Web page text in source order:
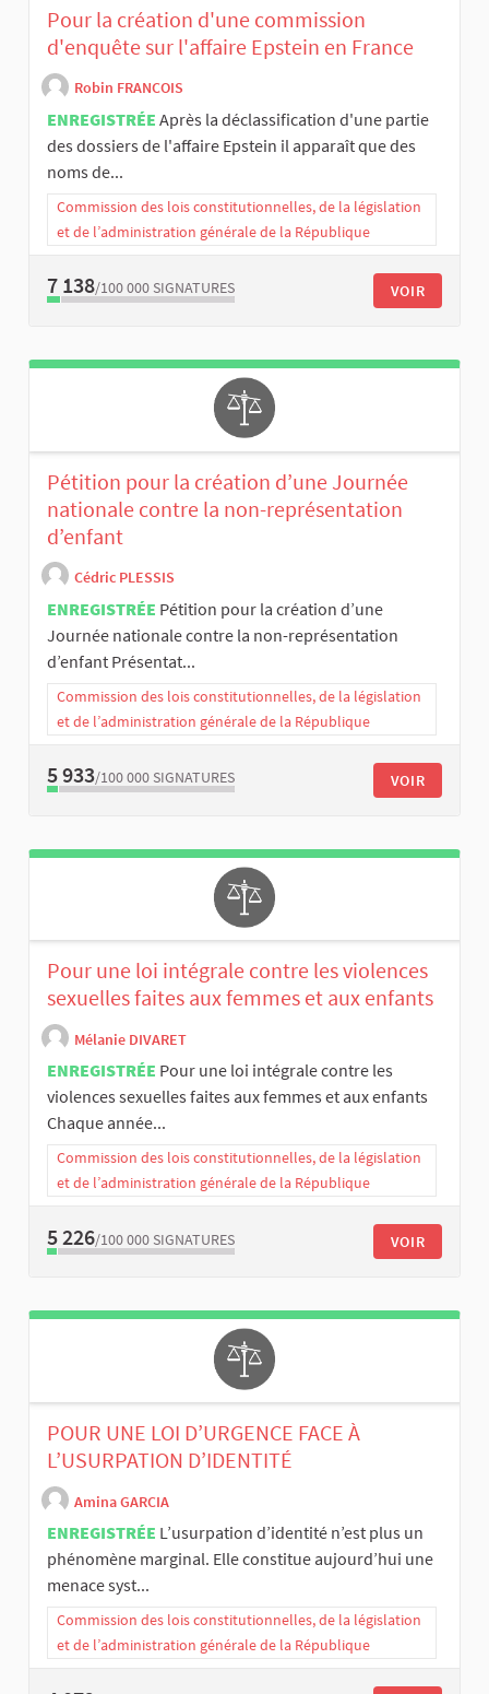
Pour la création d'une commission
d'enquête sur l'affaire Epstein en France
Robin FRANCOIS
ENREGISTRÉE Après la déclassification d'une partie
des dossiers de l'affaire Epstein il apparaît que des
noms de...
Commission des lois constitutionnelles, de la législation
et de l’administration générale de la République
7 138/100 000 SIGNATURES VOIR
Pétition pour la création d’une Journée
nationale contre la non-représentation
d’enfant
Cédric PLESSIS
ENREGISTRÉE Pétition pour la création d’une
Journée nationale contre la non-représentation
d’enfant Présentat...
Commission des lois constitutionnelles, de la législation
et de l’administration générale de la République
5 933/100 000 SIGNATURES VOIR
Pour une loi intégrale contre les violences
sexuelles faites aux femmes et aux enfants
Mélanie DIVARET
ENREGISTRÉE Pour une loi intégrale contre les
violences sexuelles faites aux femmes et aux enfants
Chaque année...
Commission des lois constitutionnelles, de la législation
et de l’administration générale de la République
5 226/100 000 SIGNATURES VOIR
POUR UNE LOI D’URGENCE FACE À
L’USURPATION D’IDENTITÉ
Amina GARCIA
ENREGISTRÉE L’usurpation d’identité n’est plus un
phénomène marginal. Elle constitue aujourd’hui une
menace syst...
Commission des lois constitutionnelles, de la législation
et de l’administration générale de la République